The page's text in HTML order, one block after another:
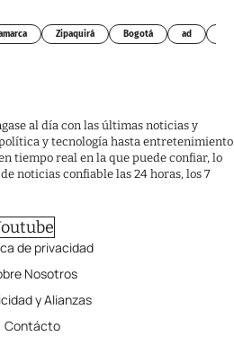
Zipaquirá Bogotá ad
al día con las últimas noticias y
y tecnología hasta entretenimiento
tiempo real en la que puede confiar, lo
noticias confiable las 24 horas, los 7
de privacidad
Nosotros
y Alianzas
Contácto